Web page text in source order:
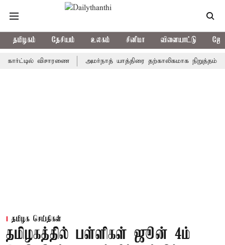
தமிழகம் தேசியம் உலகம் சினிமா விளையாட்டு
விசாரணை அமர்நாத் யாத்திரை தற்காலிகமாக நிறுத்தம்
தமிழக செய்திகள்
தமிழகத்தில் பள்ளிகள் ஜூன் 4ம்